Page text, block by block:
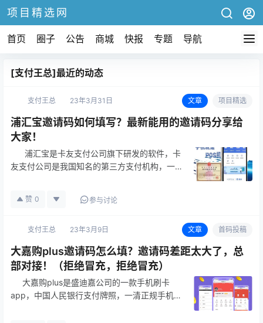
项目精选网
首页 圈子 公告 商城 快报 专题 导航
[支付王总]最近的动态
支付王总 23年3月31日 文章 项目精选
浦汇宝邀请码如何填写？最新能用的邀请码分享给
大家！
浦汇宝是卡友支付公司旗下研发的软件，卡
友支付公司是我国知名的第三方支付机构，一家
是一家专业的金融支付服务企业。在0…
赞 0 参与讨论
支付王总 23年3月9日 文章 首码投稿
大嘉购plus邀请码怎么填？邀请码差距太大了，总
部对接！（拒绝冒充，拒绝冒充）
大嘉购plus是盛迪嘉公司的一款手机刷卡
app，中国人民银行支付牌照，一清正规手机